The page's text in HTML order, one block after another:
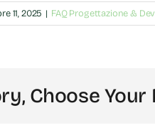
11, 2025 | FAQ Progettazione &
Choose